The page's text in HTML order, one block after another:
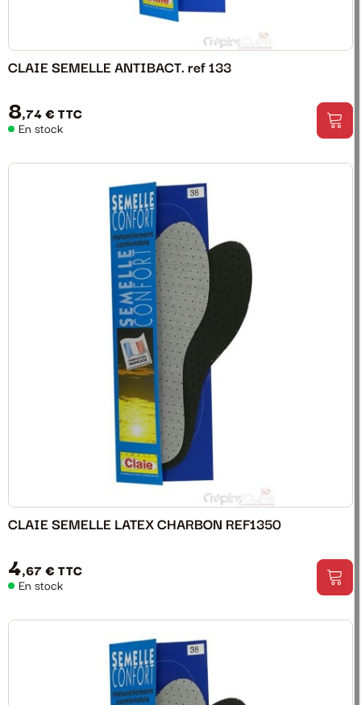
CLAIE SEMELLE ANTIBACT. ref 133
8,74 € TTC
En stock
CLAIE SEMELLE LATEX CHARBON REF1350
4,67 € TTC
En stock